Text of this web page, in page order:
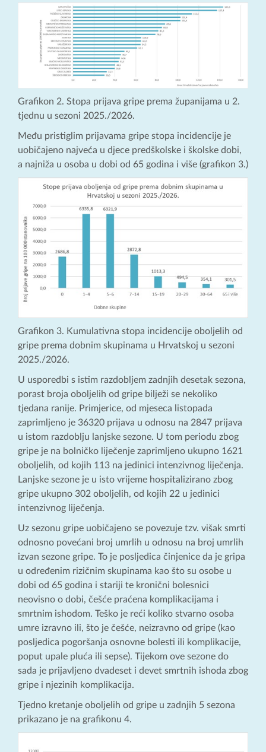
Grafikon 2. Stopa prijava gripe prema županijama u 2.
tjednu u sezoni 2025./2026.
Među pristiglim prijavama gripe stopa incidencije je
uobičajeno najveća u djece predškolske i školske dobi,
a najniža u osoba u dobi od 65 godina i više (grafikon 3.)
Grafikon 3. Kumulativna stopa incidencije oboljelih od
gripe prema dobnim skupinama u Hrvatskoj u sezoni
2025./2026.
U usporedbi s istim razdobljem zadnjih desetak sezona,
porast broja oboljelih od gripe bilježi se nekoliko
tjedana ranije. Primjerice, od mjeseca listopada
zaprimljeno je 36320 prijava u odnosu na 2847 prijava
u istom razdoblju lanjske sezone. U tom periodu zbog
gripe je na bolničko liječenje zaprimljeno ukupno 1621
oboljelih, od kojih 113 na jedinici intenzivnog liječenja.
Lanjske sezone je u isto vrijeme hospitalizirano zbog
gripe ukupno 302 oboljelih, od kojih 22 u jedinici
intenzivnog liječenja.
Uz sezonu gripe uobičajeno se povezuje tzv. višak smrti
odnosno povećani broj umrlih u odnosu na broj umrlih
izvan sezone gripe. To je posljedica činjenice da je gripa
u određenim rizičnim skupinama kao što su osobe u
dobi od 65 godina i stariji te kronični bolesnici
neovisno o dobi, češće praćena komplikacijama i
smrtnim ishodom. Teško je reći koliko stvarno osoba
umre izravno ili, što je češće, neizravno od gripe (kao
posljedica pogoršanja osnovne bolesti ili komplikacije,
poput upale pluća ili sepse). Tijekom ove sezone do
sada je prijavljeno dvadeset i devet smrtnih ishoda zbog
gripe i njezinih komplikacija.
Tjedno kretanje oboljelih od gripe u zadnjih 5 sezona
prikazano je na grafikonu 4.